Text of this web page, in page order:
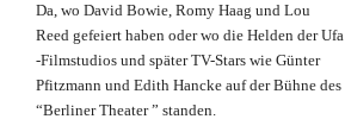
Da, wo David Bowie, Romy Haag und Lou
Reed gefeiert haben oder wo die Helden der Ufa
-Filmstudios und später TV-Stars wie Günter
Pfitzmann und Edith Hancke auf der Bühne des
“Berliner Theater ” standen.